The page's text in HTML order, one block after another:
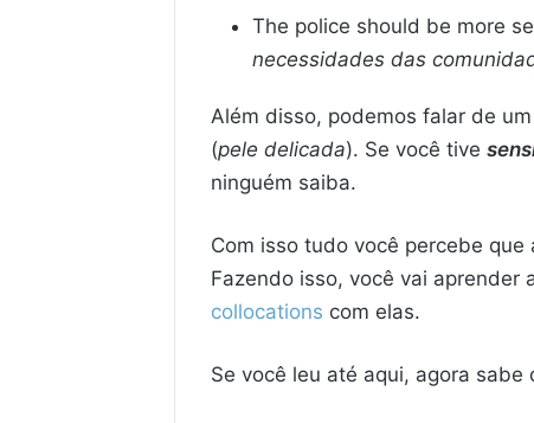
The police should be more
necessidades das
Além disso, podemos falar de um
(pele delicada). Se você tive
ninguém saiba.
Com isso tudo você percebe
Fazendo isso, você vai aprender
collocations com elas.
Se você leu até aqui, agora sabe